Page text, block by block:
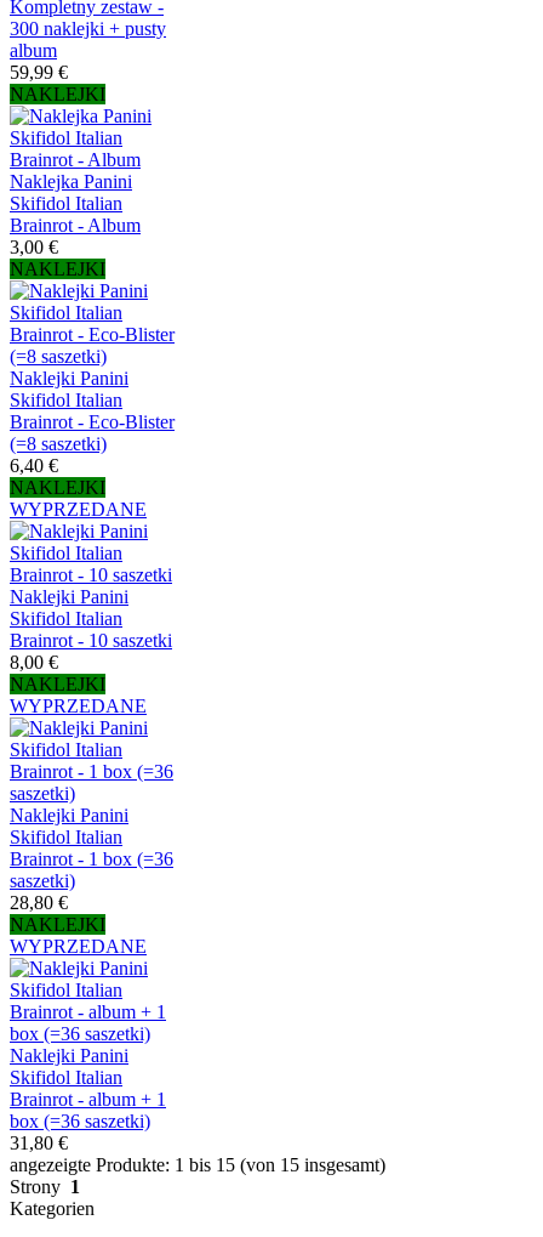
Kompletny zestaw -
300 naklejki + pusty
album
59,99 €
NAKLEJKI
Naklejka Panini
Skifidol Italian
Brainrot - Album
3,00 €
NAKLEJKI
Naklejki Panini
Skifidol Italian
Brainrot - Eco-Blister
(=8 saszetki)
6,40 €
NAKLEJKI
WYPRZEDANE
Naklejki Panini
Skifidol Italian
Brainrot - 10 saszetki
8,00 €
NAKLEJKI
WYPRZEDANE
Naklejki Panini
Skifidol Italian
Brainrot - 1 box (=36
saszetki)
28,80 €
NAKLEJKI
WYPRZEDANE
Naklejki Panini
Skifidol Italian
Brainrot - album + 1
box (=36 saszetki)
31,80 €
angezeigte Produkte: 1 bis 15 (von 15 insgesamt)
Strony 1
Kategorien